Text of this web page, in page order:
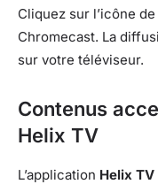
Cliquez sur l’icône
Chromecast. La
sur votre téléviseur.
Contenus
Helix TV
L’application Helix TV